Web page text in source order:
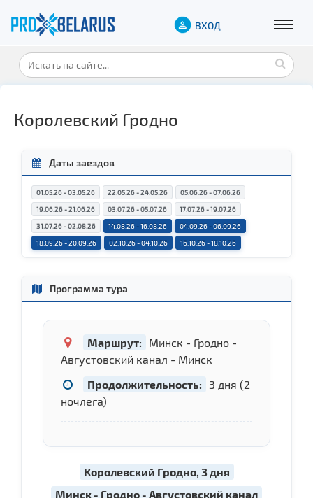
ВХОД
Королевский Гродно
Даты заездов
01.05.26 - 03.05.26 22.05.26 - 24.05.26
05.06.26 - 07.06.26
19.06.26 - 21.06.26
03.07.26 - 05.07.26
17.07.26 - 19.07.26
31.07.26 - 02.08.26
14.08.26 - 16.08.26
04.09.26 - 06.09.26
18.09.26 - 20.09.26
02.10.26 - 04.10.26 16.10.26 - 18.10.26
Программа тура
Маршрут:
Минск - Гродно -
Августовский канал - Минск
Продолжительность:
3 дня (2
ночлега)
Королевский Гродно, 3 дня
Минск - Гродно - Августовский канал